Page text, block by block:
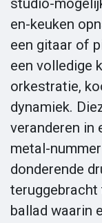
en-keuken
een gitaar of
een volledige
orkestratie,
dynamiek.
veranderen in
metal-
donderende
ballad waarin